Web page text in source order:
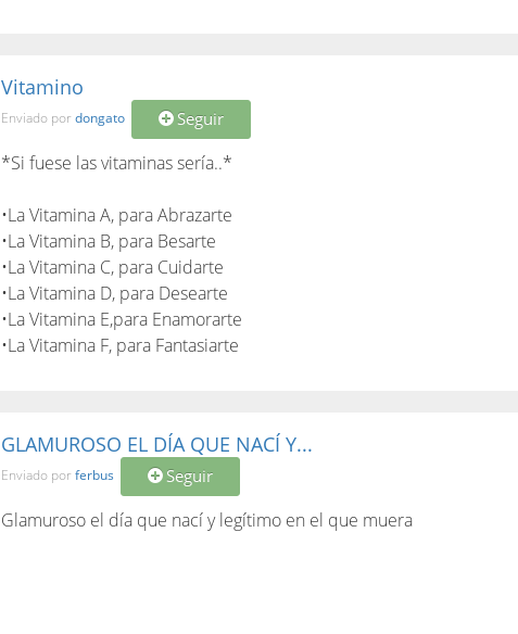
Vitamino
Enviado por dongato Seguir
*Si fuese las vitaminas sería..*
•La Vitamina A, para Abrazarte
•La Vitamina B, para Besarte
•La Vitamina C, para Cuidarte
•La Vitamina D, para Desearte
•La Vitamina E,para Enamorarte
•La Vitamina F, para Fantasiarte
GLAMUROSO EL DÍA QUE NACÍ Y...
Enviado por ferbus Seguir
Glamuroso el día que nací y legítimo en el que muera